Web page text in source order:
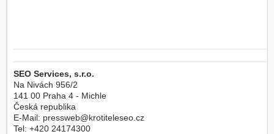
SEO Services, s.r.o.
Na Nivách 956/2
141 00 Praha 4 - Michle
Česká republika
E-Mail: pressweb@krotiteleseo.cz
Tel: +420 24174300